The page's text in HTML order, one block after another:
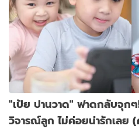
"เป้ย ปานวาด" ฟาดกลับจุก
วิจารณ์ลูก ไม่ค่อยน่ารักเลย